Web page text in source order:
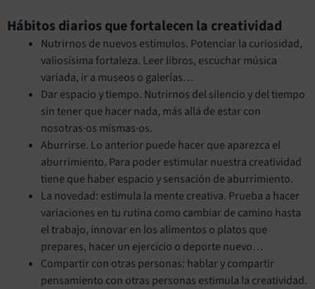
Hábitos diarios que fortalecen la creatividad
Nutrirnos de nuevos estímulos. Potenciar la curiosidad,
valiosísima fortaleza. Leer libros, escuchar música
variada, ir a museos o galerías…
Dar espacio y tiempo. Nutrirnos del silencio y del tiempo
sin tener que hacer nada, más allá de estar con
nosotras·os mismas·os.
Aburrirse. Lo anterior puede hacer que aparezca el
aburrimiento. Para poder estimular nuestra creatividad
tiene que haber espacio y sensación de aburrimiento.
La novedad: estimula la mente creativa. Prueba a hacer
variaciones en tu rutina como cambiar de camino hasta
el trabajo, innovar en los alimentos o platos que
prepares, hacer un ejercicio o deporte nuevo…
Compartir con otras personas: hablar y compartir
pensamiento con otras personas estimula la creatividad.